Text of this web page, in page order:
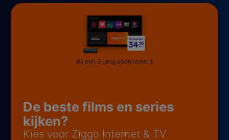
De beste films en series
kijken?
Kies voor Ziggo Internet & TV
Bij een 2-jarig abonnement